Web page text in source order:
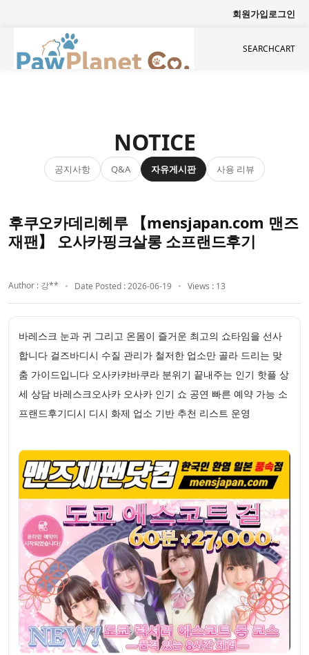
회원가입로그인
SEARCHCART
NOTICE
공지사항 Q&A 자유게시판 사용 리뷰
후쿠오카데리헤루 【mensjapan.com 맨즈
재팬】 오사카핑크살롱 소프랜드후기
Author : 강** Date Posted : 2026-06-19 Views : 13
바레스크 눈과 귀 그리고 온몸이 즐거운 최고의 쇼타임을 선사
합니다 걸즈바디시 수질 관리가 철저한 업소만 골라 드리는 맞
춤 가이드입니다 오사카캬바쿠라 분위기 끝내주는 인기 핫플 상
세 상담 바레스크오사카 오사카 인기 쇼 공연 빠른 예약 가능 소
프랜드후기디시 디시 화제 업소 기반 추천 리스트 운영